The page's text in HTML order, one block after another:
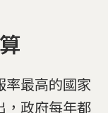
率最高的國家
，政府每年都